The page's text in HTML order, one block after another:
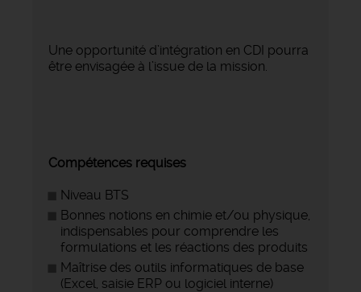
Une opportunité d’intégration en CDI pourra
être envisagée à l’issue de la mission.
Compétences requises
Niveau BTS
Bonnes notions en chimie et/ou physique,
indispensables pour comprendre les
formulations et les réactions des produits
Maîtrise des outils informatiques de base
(Excel, saisie ERP ou logiciel interne)